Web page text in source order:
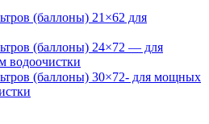
(баллоны) 21×62 для
(баллоны) 24×72 — для
водоочистки
(баллоны) 30×72- для мощных